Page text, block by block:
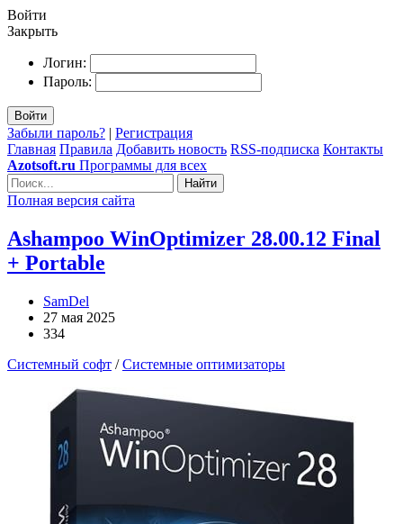
Войти
Закрыть
Логин:
Пароль:
Войти
Забыли пароль? | Регистрация
Главная Правила Добавить новость RSS-подписка Контакты
Azotsoft.ru Программы для всех
Найти
Полная версия сайта
Ashampoo WinOptimizer 28.00.12 Final
+ Portable
SamDel
27 мая 2025
334
Системный софт /Системные оптимизаторы